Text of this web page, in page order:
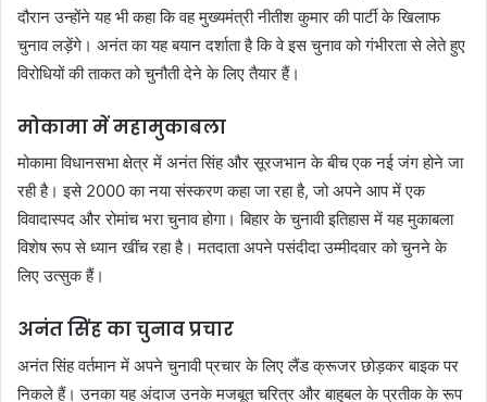
दौरान उन्होंने यह भी कहा कि वह मुख्यमंत्री नीतीश कुमार की पार्टी के खिलाफ
चुनाव लड़ेंगे। अनंत का यह बयान दर्शाता है कि वे इस चुनाव को गंभीरता से लेते हुए
विरोधियों की ताकत को चुनौती देने के लिए तैयार हैं।
मोकामा में महामुकाबला
मोकामा विधानसभा क्षेत्र में अनंत सिंह और सूरजभान के बीच एक नई जंग होने जा
रही है। इसे 2000 का नया संस्करण कहा जा रहा है, जो अपने आप में एक
विवादास्पद और रोमांच भरा चुनाव होगा। बिहार के चुनावी इतिहास में यह मुकाबला
विशेष रूप से ध्यान खींच रहा है। मतदाता अपने पसंदीदा उम्मीदवार को चुनने के
लिए उत्सुक हैं।
अनंत सिंह का चुनाव प्रचार
अनंत सिंह वर्तमान में अपने चुनावी प्रचार के लिए लैंड क्रूजर छोड़कर बाइक पर
निकले हैं। उनका यह अंदाज उनके मजबूत चरित्र और बाहुबल के प्रतीक के रूप